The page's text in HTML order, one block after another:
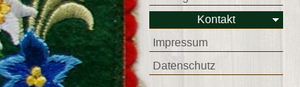
Kontakt
Impressum
Datenschutz